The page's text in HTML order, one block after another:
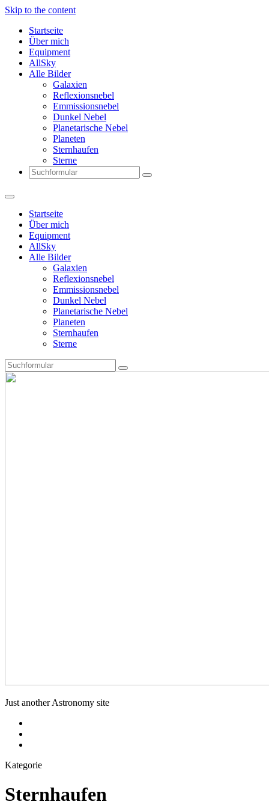
Skip to the content
Startseite
Über mich
Equipment
AllSky
Alle Bilder
Galaxien
Reflexionsnebel
Emmissionsnebel
Dunkel Nebel
Planetarische Nebel
Planeten
Sternhaufen
Sterne
Search
Startseite
Über mich
Equipment
AllSky
Alle Bilder
Galaxien
Reflexionsnebel
Emmissionsnebel
Dunkel Nebel
Planetarische Nebel
Planeten
Sternhaufen
Sterne
Search
Just another Astronomy site
Kategorie
Sternhaufen